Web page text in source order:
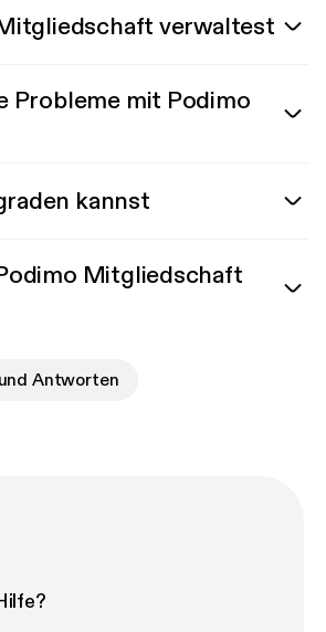
verwaltest
Probleme mit Podimo
kannst
Mitgliedschaft
Antworten